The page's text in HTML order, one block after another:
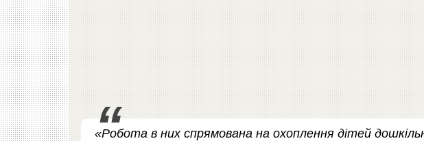
«Робота в них спрямована на охоплення дітей